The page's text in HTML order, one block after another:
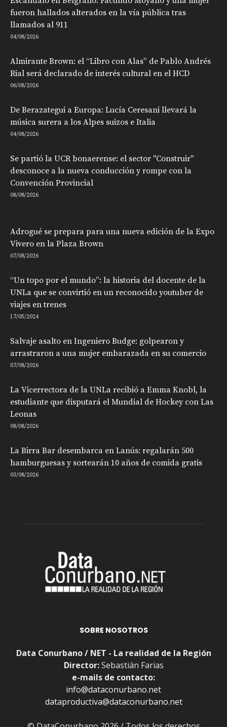
fueron hallados alterados en la vía pública tras
llamados al 911
04/08/2026
Almirante Brown: el “Libro con Alas” de Pablo Andrés
Rial será declarado de interés cultural en el HCD
06/08/2026
De Berazategui a Europa: Lucía Ceresani llevará la
música surera a los Alpes suizos e Italia
04/08/2026
Se partió la UCR bonaerense: el sector "Construir"
desconoce a la nueva conducción y rompe con la
Convención Provincial
08/08/2026
Adrogué se prepara para una nueva edición de la Expo
Vivero en la Plaza Brown
07/08/2026
“Un topo por el mundo”: la historia del docente de la
UNLa que se convirtió en un reconocido youtuber de
viajes en trenes
17/05/2024
Salvaje asalto en Ingeniero Budge: golpearon y
arrastraron a una mujer embarazada en su comercio
07/08/2026
La Vicerrectora de la UNLa recibió a Emma Knobl, la
estudiante que disputará el Mundial de Hockey con Las
Leonas
08/08/2026
La Birra Bar desembarca en Lanús: regalarán 500
hamburguesas y sortearán 10 años de comida gratis
03/08/2026
SOBRE NOSOTROS
Data Conurbano / NET - La realidad de la Región
Director:Sebastián Farias
e-mails de contacto:
info@dataconurbano.net
dataproductiva@dataconurbano.net